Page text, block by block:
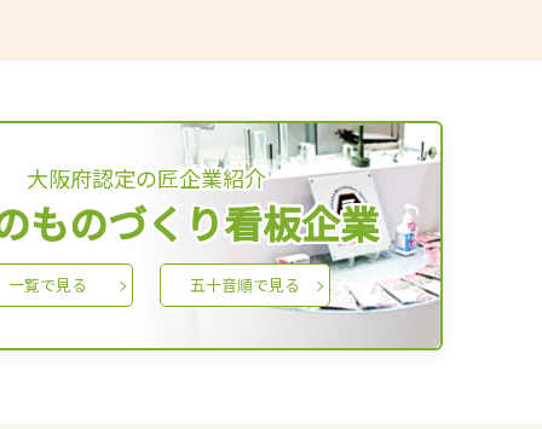
大阪府認定の匠企業紹介
ものづくり看板企業
一覧で見る 五十音順で見る